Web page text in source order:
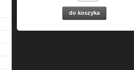
do koszyka